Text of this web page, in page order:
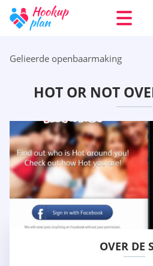
Gelieerde openbaarmaking
HOT OR NOT
OVER DE